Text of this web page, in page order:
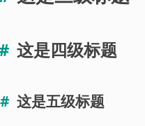
这是四级标题
这是五级标题